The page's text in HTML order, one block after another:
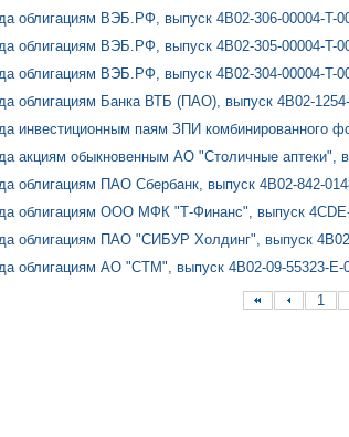
облигациям ВЭБ.РФ, выпуск 4B02-306-00004-T-
облигациям ВЭБ.РФ, выпуск 4B02-305-00004-T-
облигациям ВЭБ.РФ, выпуск 4B02-304-00004-T-
облигациям Банка ВТБ (ПАО), выпуск 4B02-
инвестиционным паям ЗПИ комбинированного
акциям обыкновенным АО "Столичные аптеки",
облигациям ПАО Сбербанк, выпуск 4B02-842-
облигациям ООО МФК "Т-Финанс", выпуск 4CDE-
облигациям ПАО "СИБУР Холдинг", выпуск
облигациям АО "СТМ", выпуск 4B02-09-55323-E-
1